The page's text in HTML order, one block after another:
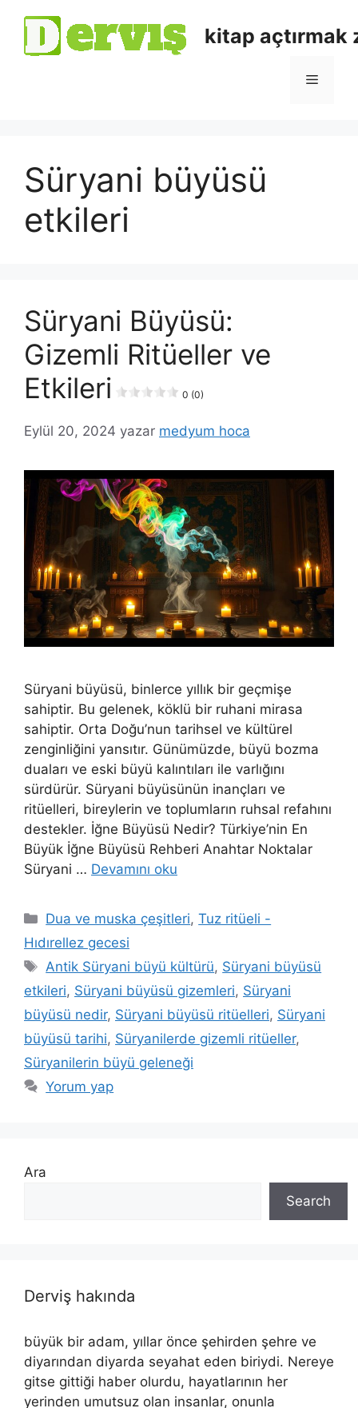
kitap açtırmak
Süryani büyüsü
etkileri
Süryani Büyüsü:
Gizemli Ritüeller ve
Etkileri
0 (0)
Eylül 20, 2024 yazar medyum hoca
Süryani büyüsü, binlerce yıllık bir geçmişe
sahiptir. Bu gelenek, köklü bir ruhani mirasa
sahiptir. Orta Doğu’nun tarihsel ve kültürel
zenginliğini yansıtır. Günümüzde, büyü bozma
duaları ve eski büyü kalıntıları ile varlığını
sürdürür. Süryani büyüsünün inançları ve
ritüelleri, bireylerin ve toplumların ruhsal refahını
destekler. İğne Büyüsü Nedir? Türkiye’nin En
Büyük İğne Büyüsü Rehberi Anahtar Noktalar
Süryani … Devamını oku
Dua ve muska çeşitleri,Tuz ritüeli -
Hıdırellez gecesi
Antik Süryani büyü kültürü, Süryani büyüsü
etkileri, Süryani büyüsü gizemleri, Süryani
büyüsü nedir, Süryani büyüsü ritüelleri, Süryani
büyüsü tarihi, Süryanilerde gizemli ritüeller,
Süryanilerin büyü geleneği
Yorum yap
Ara
Search
Derviş hakında
büyük bir adam, yıllar önce şehirden şehre ve
diyarından diyarda seyahat eden biriydi. Nereye
gitse gittiği haber olurdu, hayatlarının her
yerinden umutsuz olan insanlar, onunla